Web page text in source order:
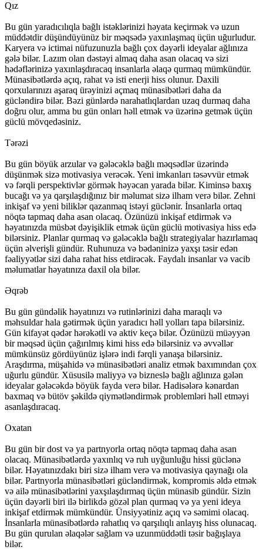
Qız
Bu gün yaradıcılıqla bağlı istəklərinizi həyata keçirmək və uzun
müddətdir düşündüyünüz bir məqsədə yaxınlaşmaq üçün uğurludur.
Karyera və ictimai nüfuzunuzla bağlı çox dəyərli ideyalar ağlınıza
gələ bilər. Lazım olan dəstəyi almaq daha asan olacaq və sizi
hədəflərinizə yaxınlaşdıracaq insanlarla əlaqə qurmaq mümkündür.
Münasibətlərdə açıq, rahat və isti enerji hiss olunur. Daxili
qorxularınızı aşaraq ürəyinizi açmaq münasibətləri daha da
gücləndirə bilər. Bəzi günlərdə narahatlıqlardan uzaq durmaq daha
doğru olur, amma bu gün onları həll etmək və üzərinə getmək üçün
güclü mövqedəsiniz.
Tərəzi
Bu gün böyük arzular və gələcəklə bağlı məqsədlər üzərində
düşünmək sizə motivasiya verəcək. Yeni imkanları təsəvvür etmək
və fərqli perspektivlər görmək həyəcan yarada bilər. Kiminsə baxış
bucağı və ya qarşılaşdığınız bir məlumat sizə ilham verə bilər. Zehni
inkişaf və yeni biliklər qazanmaq istəyi güclənir. İnsanlarla ortaq
nöqtə tapmaq daha asan olacaq. Özünüzü inkişaf etdirmək və
həyatınızda müsbət dəyişiklik etmək üçün güclü motivasiya hiss edə
bilərsiniz. Planlar qurmaq və gələcəklə bağlı strategiyalar hazırlamaq
üçün əlverişli gündür. Ruhunuza və bədəninizə yaxşı təsir edən
fəaliyyətlər sizi daha rahat hiss etdirəcək. Faydalı insanlar və vacib
məlumatlar həyatınıza daxil ola bilər.
Əqrəb
Bu gün gündəlik həyatınızı və rutinlərinizi daha maraqlı və
məhsuldar hala gətirmək üçün yaradıcı həll yolları tapa bilərsiniz.
Gün kifayət qədər hərəkətli və aktiv keçə bilər. Özünüzü müəyyən
bir məqsəd üçün çağırılmış kimi hiss edə bilərsiniz və əvvəllər
mümkünsüz gördüyünüz işlərə indi fərqli yanaşa bilərsiniz.
Araşdırma, müşahidə və münasibətləri analiz etmək baxımından çox
uğurlu gündür. Xüsusilə maliyyə və bizneslə bağlı ağlınıza gələn
ideyalar gələcəkdə böyük fayda verə bilər. Hadisələrə kənardan
baxmaq və bütöv şəkildə qiymətləndirmək problemləri həll etməyi
asanlaşdıracaq.
Oxatan
Bu gün bir dost və ya partnyorla ortaq nöqtə tapmaq daha asan
olacaq. Münasibətlərdə yaxınlıq və ruh uyğunluğu hissi güclənə
bilər. Həyatınızdakı biri sizə ilham verə və motivasiya qaynağı ola
bilər. Partnyorla münasibətləri gücləndirmək, kompromis əldə etmək
və ailə münasibətlərini yaxşılaşdırmaq üçün münasib gündür. Sizin
üçün dəyərli biri ilə birlikdə gözəl plan qurmaq və ya yeni ideya
inkişaf etdirmək mümkündür. Ünsiyyətiniz açıq və səmimi olacaq.
İnsanlarla münasibətlərdə rahatlıq və qarşılıqlı anlayış hiss olunacaq.
Bu gün qurulan əlaqələr sağlam və uzunmüddətli təsir bağışlaya
bilər.